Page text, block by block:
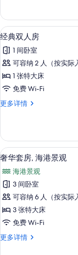
所
有
照
片
房,
阳
台
多
信
显
示
经
典
双
房
所
有
照
片
2
经典双人房
1 间卧室
可容纳 2 人（按实际
1 张特大床
免费 Wi-Fi
更多详情
经
房
更
多
息
显
奢
华
套
房,
港
6
奢华套房, 海港景观
海港景观
3 间卧室
可容纳 6 人（按实际
3 张特大床
免费 Wi-Fi
更多详情
奢